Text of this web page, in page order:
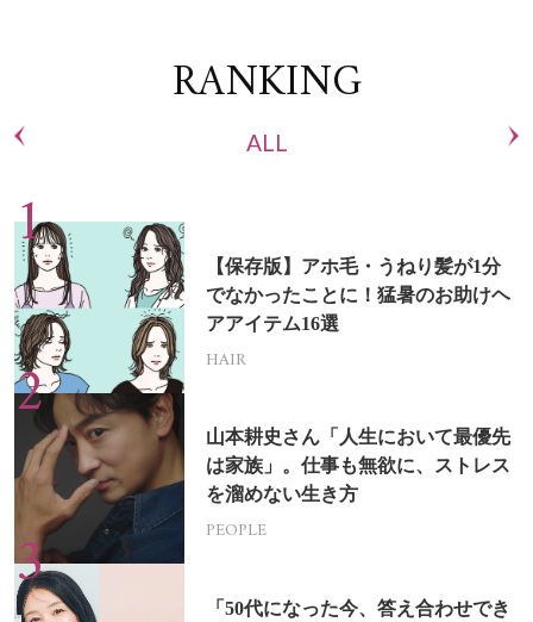
RANKING
ALL
【保存版】アホ毛・うねり髪が1分
でなかったことに！猛暑のお助けヘ
アアイテム16選
HAIR
山本耕史さん「人生において最優先
は家族」。仕事も無欲に、ストレス
を溜めない生き方
PEOPLE
「50代になった今、答え合わせでき